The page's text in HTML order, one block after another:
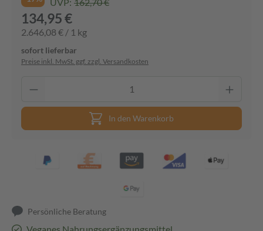
134,95 €
2.646,08 € / 1 kg
sofort lieferbar
Preise inkl. MwSt. ggf. zzgl. Versandkosten
In den Warenkorb
Persönliche Beratung